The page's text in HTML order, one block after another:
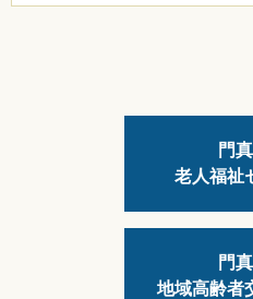
門
老人福祉
門
地域高齢者